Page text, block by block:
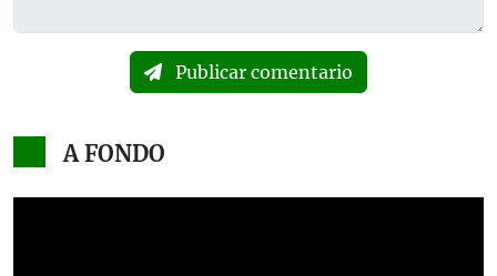
Publicar comentario
A FONDO